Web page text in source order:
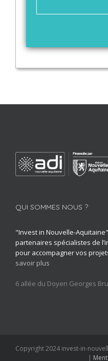
QUI SOMMES NOUS ?
"Invest in Nouvelle-
partenaires spécialistes de
pour accompagner vos
savoir plus
6 allée du Doyen Georges
Copyright 2024 invest-in-
|